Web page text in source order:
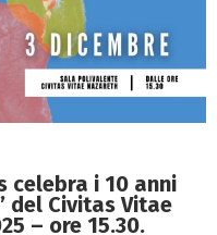
celebra i 10 anni
del Civitas Vitae
– ore 15.30.